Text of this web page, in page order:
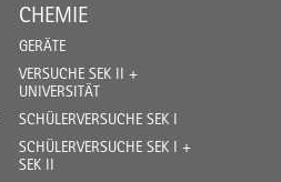
CHEMIE
GERÄTE
VERSUCHE SEK II +
UNIVERSITÄT
SCHÜLERVERSUCHE SEK I
SCHÜLERVERSUCHE SEK I +
SEK II